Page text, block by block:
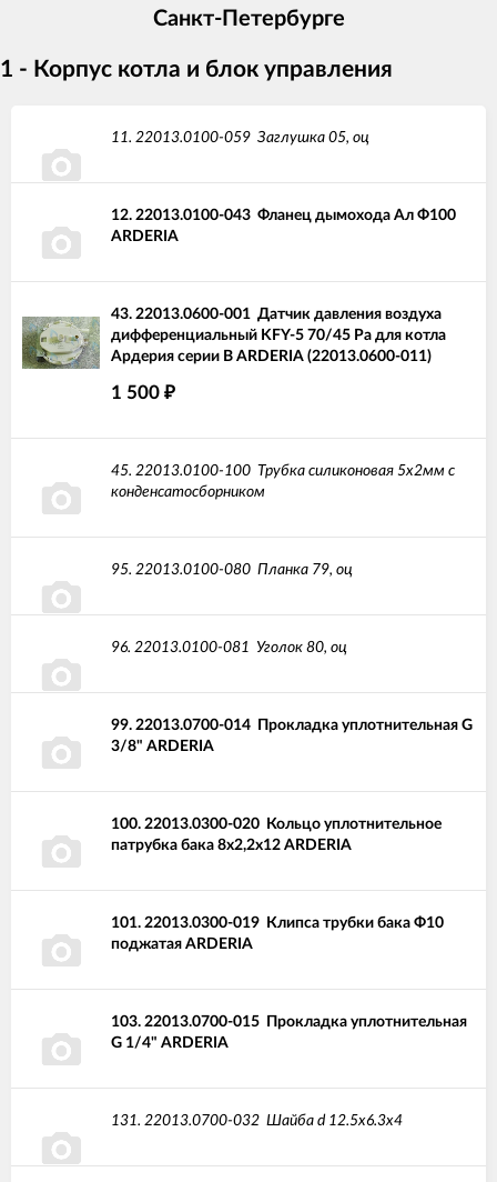
Санкт-Петербурге
1 - Корпус котла и блок управления
11. 22013.0100-059 Заглушка 05, оц
12. 22013.0100-043 Фланец дымохода Ал Ф100
ARDERIA
43. 22013.0600-001 Датчик давления воздуха
дифференциальный KFY-5 70/45 Pa для котла
Ардерия серии В ARDERIA (22013.0600-011)
1 500 ₽
45. 22013.0100-100 Трубка силиконовая 5х2мм с
конденсатосборником
95. 22013.0100-080 Планка 79, оц
96. 22013.0100-081 Уголок 80, оц
99. 22013.0700-014 Прокладка уплотнительная G
3/8" ARDERIA
100. 22013.0300-020 Кольцо уплотнительное
патрубка бака 8x2,2x12 ARDERIA
101. 22013.0300-019 Клипса трубки бака Ф10
поджатая ARDERIA
103. 22013.0700-015 Прокладка уплотнительная
G 1/4" ARDERIA
131. 22013.0700-032 Шайба d 12.5х6.3х4